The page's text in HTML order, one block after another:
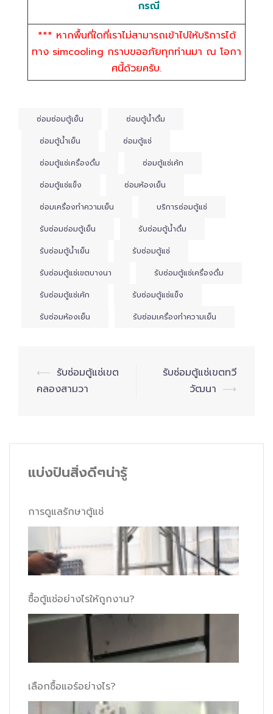
กรณี
*** หากพื้นที่ใดที่เราไม่สามารถเข้าไปให้บริการได้
ทาง simcooling กราบขออภัยทุกท่านมา ณ โอกา
ศนี้ด้วยครับ.
ซ่อมซ่อมตู้เย็น
ซ่อมตู้น้ำดื่ม
ซ่อมตู้น้ำเย็น
ซ่อมตู้แช่
ซ่อมตู้แช่เครื่องดื่ม
ซ่อมตู้แช่เค้ก
ซ่อมตู้แช่แข็ง
ซ่อมห้องเย็น
ซ่อมเครื่องทำความเย็น
บริการซ่อมตู้แช่
รับซ่อมซ่อมตู้เย็น
รับซ่อมตู้น้ำดื่ม
รับซ่อมตู้น้ำเย็น
รับซ่อมตู้แช่
รับซ่อมตู้แช่เขตบางนา
รับซ่อมตู้แช่เครื่องดื่ม
รับซ่อมตู้แช่เค้ก
รับซ่อมตู้แช่แข็ง
รับซ่อมห้องเย็น
รับซ่อมเครื่องทำความเย็น
Post
navigation
⟵ รับซ่อมตู้แช่เขต
คลองสามวา
รับซ่อมตู้แช่เขตทวี
วัฒนา ⟶
แบ่งปันสิ่งดีๆน่ารู้
การดูแลรักษาตู้แช่
ซื้อตู้แช่อย่างไรให้ถูกงาน?
เลือกซื้อแอร์อย่างไร?